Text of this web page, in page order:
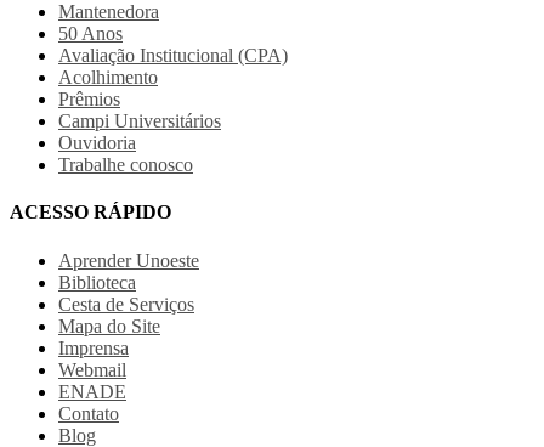
Mantenedora
50 Anos
Avaliação Institucional (CPA)
Acolhimento
Prêmios
Campi Universitários
Ouvidoria
Trabalhe conosco
ACESSO RÁPIDO
Aprender Unoeste
Biblioteca
Cesta de Serviços
Mapa do Site
Imprensa
Webmail
ENADE
Contato
Blog